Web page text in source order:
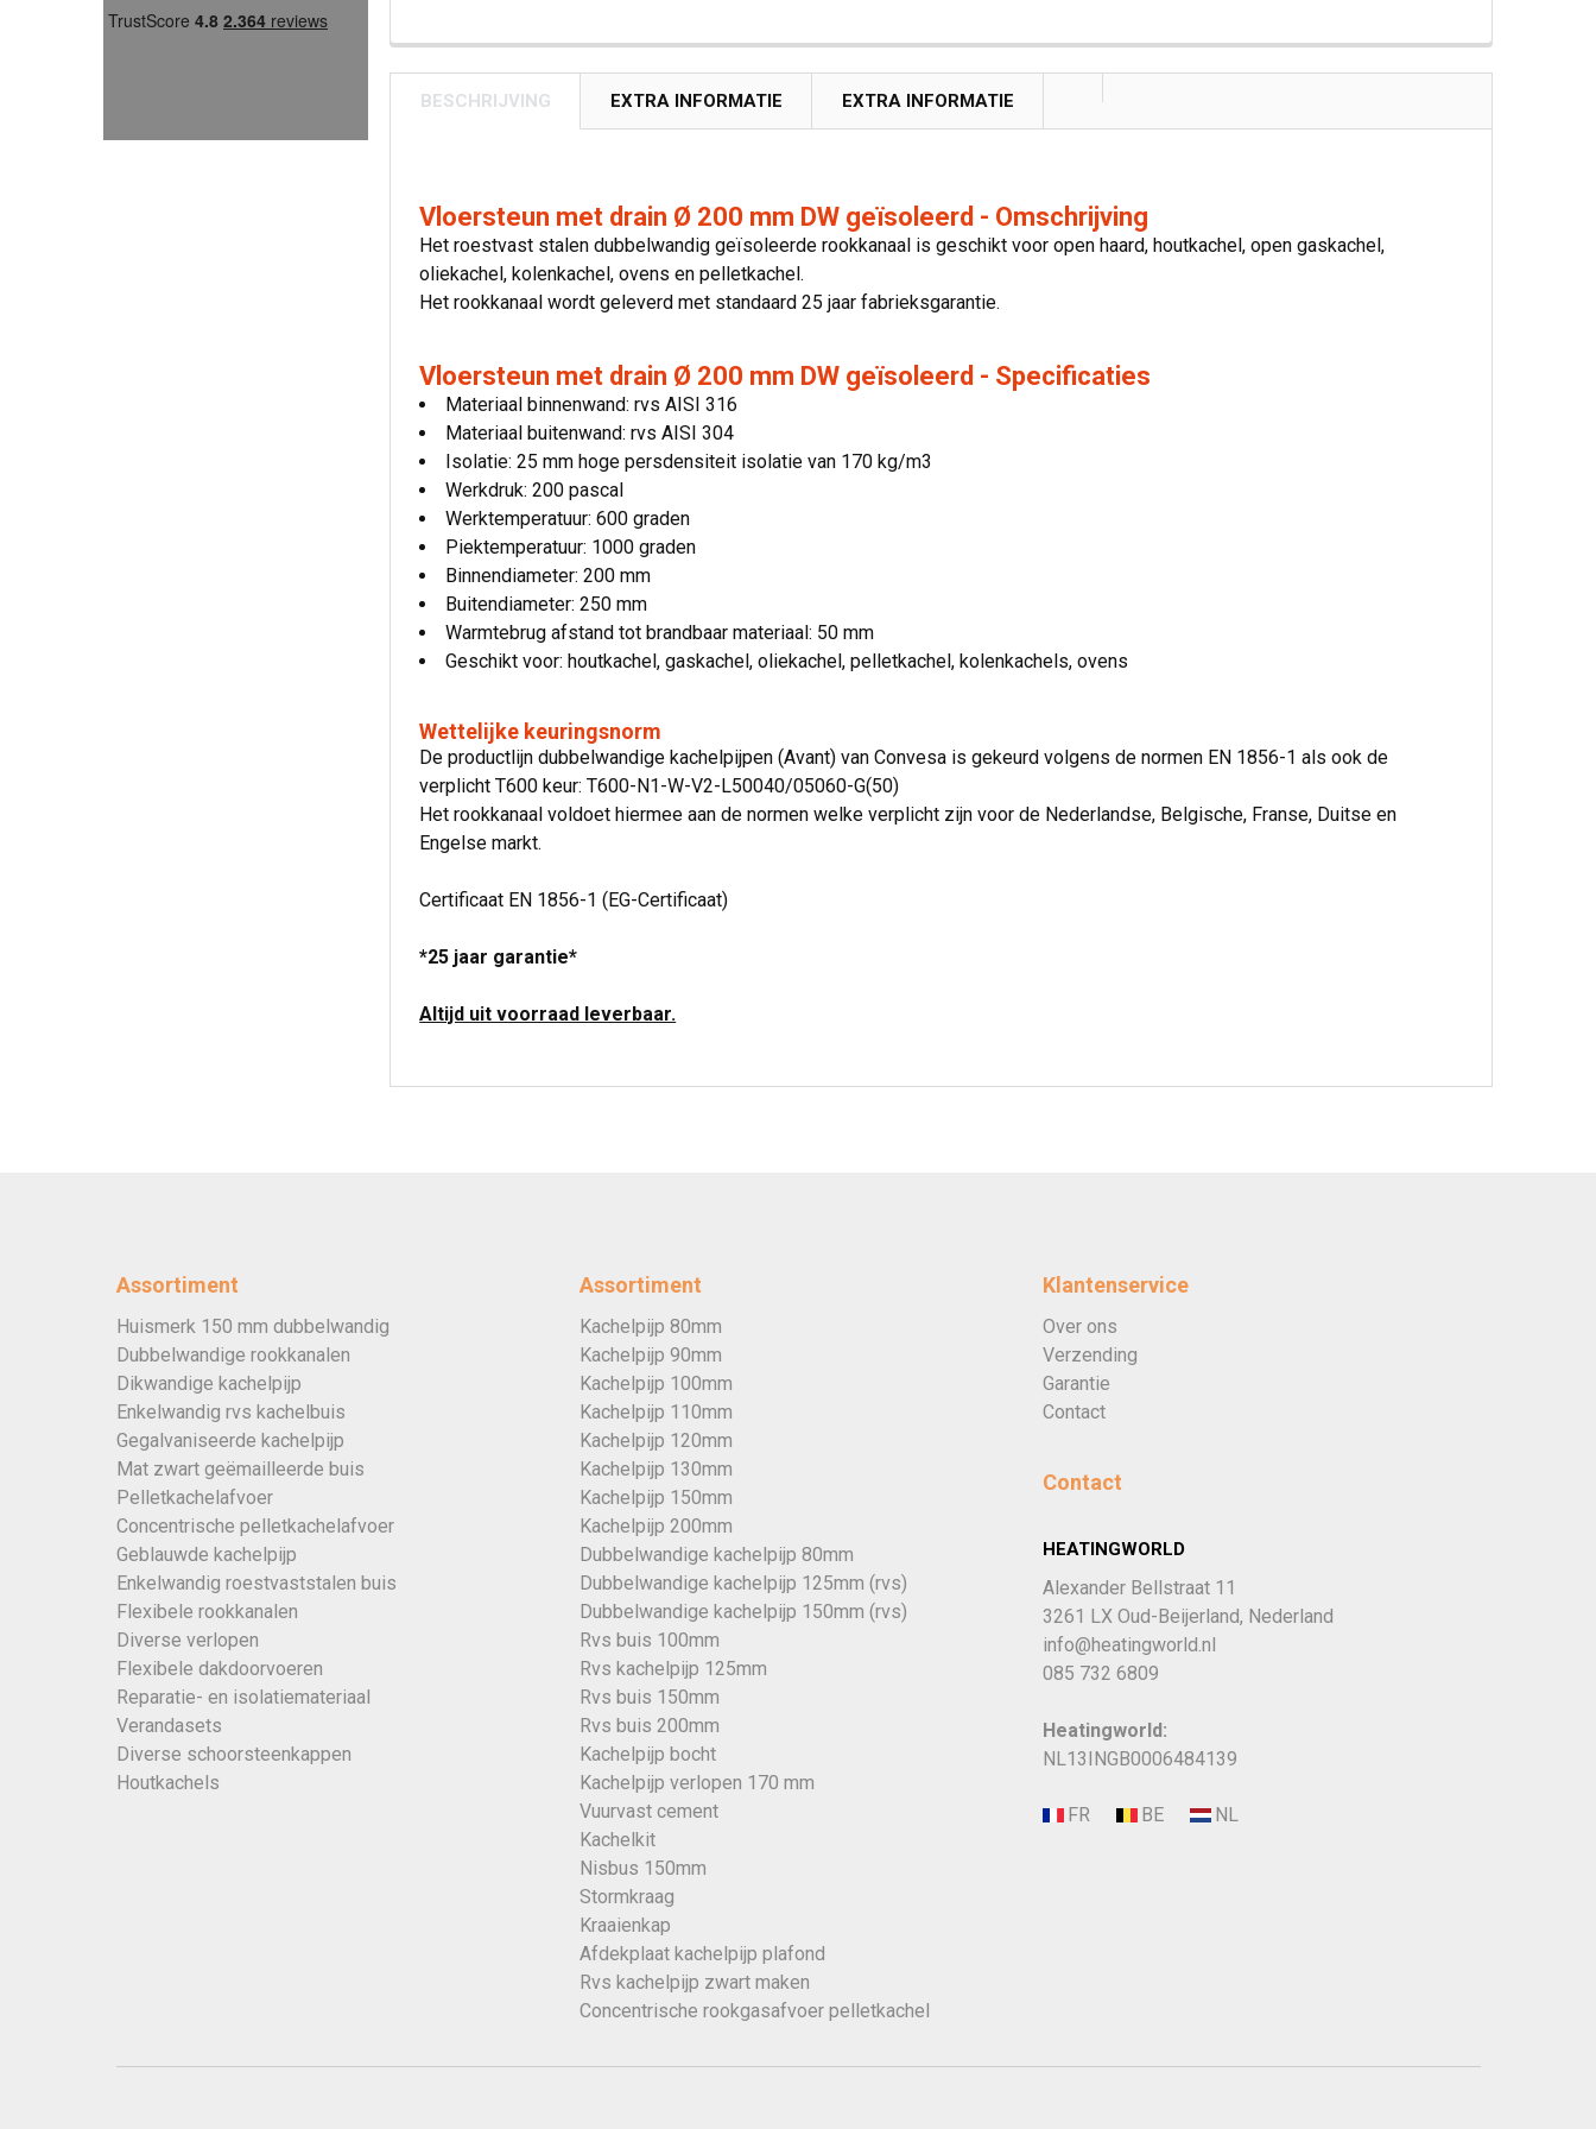
BESCHRIJVING EXTRA INFORMATIE EXTRA INFORMATIE
Vloersteun met drain Ø 200 mm DW geïsoleerd - Omschrijving
Het roestvast stalen dubbelwandig geïsoleerde rookkanaal is geschikt voor open haard, houtkachel, open gaskachel,
oliekachel, kolenkachel, ovens en pelletkachel.
Het rookkanaal wordt geleverd met standaard 25 jaar fabrieksgarantie.
Vloersteun met drain Ø 200 mm DW geïsoleerd - Specificaties
Materiaal binnenwand: rvs AISI 316
Materiaal buitenwand: rvs AISI 304
Isolatie: 25 mm hoge persdensiteit isolatie van 170 kg/m3
Werkdruk: 200 pascal
Werktemperatuur: 600 graden
Piektemperatuur: 1000 graden
Binnendiameter: 200 mm
Buitendiameter: 250 mm
Warmtebrug afstand tot brandbaar materiaal: 50 mm
Geschikt voor: houtkachel, gaskachel, oliekachel, pelletkachel, kolenkachels, ovens
Wettelijke keuringsnorm
De productlijn dubbelwandige kachelpijpen (Avant) van Convesa is gekeurd volgens de normen EN 1856-1 als ook de
verplicht T600 keur: T600-N1-W-V2-L50040/05060-G(50)
Het rookkanaal voldoet hiermee aan de normen welke verplicht zijn voor de Nederlandse, Belgische, Franse, Duitse en
Engelse markt.
Certificaat EN 1856-1 (EG-Certificaat)
*25 jaar garantie*
Altijd uit voorraad leverbaar.
Assortiment
Huismerk 150 mm dubbelwandig
Dubbelwandige rookkanalen
Dikwandige kachelpijp
Enkelwandig rvs kachelbuis
Gegalvaniseerde kachelpijp
Mat zwart geëmailleerde buis
Pelletkachelafvoer
Concentrische pelletkachelafvoer
Geblauwde kachelpijp
Enkelwandig roestvaststalen buis
Flexibele rookkanalen
Diverse verlopen
Flexibele dakdoorvoeren
Reparatie- en isolatiemateriaal
Verandasets
Diverse schoorsteenkappen
Houtkachels
Assortiment
Kachelpijp 80mm
Kachelpijp 90mm
Kachelpijp 100mm
Kachelpijp 110mm
Kachelpijp 120mm
Kachelpijp 130mm
Kachelpijp 150mm
Kachelpijp 200mm
Dubbelwandige kachelpijp 80mm
Dubbelwandige kachelpijp 125mm (rvs)
Dubbelwandige kachelpijp 150mm (rvs)
Rvs buis 100mm
Rvs kachelpijp 125mm
Rvs buis 150mm
Rvs buis 200mm
Kachelpijp bocht
Kachelpijp verlopen 170 mm
Vuurvast cement
Kachelkit
Nisbus 150mm
Stormkraag
Kraaienkap
Afdekplaat kachelpijp plafond
Rvs kachelpijp zwart maken
Concentrische rookgasafvoer pelletkachel
Klantenservice
Over ons
Verzending
Garantie
Contact
Contact
HEATINGWORLD
Alexander Bellstraat 11
3261 LX Oud-Beijerland, Nederland
info@heatingworld.nl
085 732 6809
Heatingworld:
NL13INGB0006484139